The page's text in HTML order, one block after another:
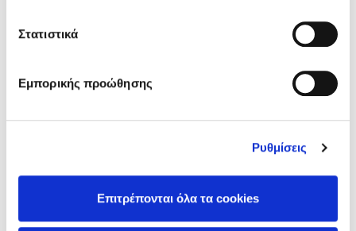
Στατιστικά
Εμπορικής προώθησης
Ρυθμίσεις
Επιτρέπονται όλα τα cookies
best seller συγγραφέως στη λίστα των New York Times,
σειρά μυστηρίου και αγωνίας πρωταγωνιστεί η Ιβ Ντάλας,
υπαστυνόμος στο Αστυνομικό Τμήμα της Νέας Υόρκης, με
Δες περισσότερα